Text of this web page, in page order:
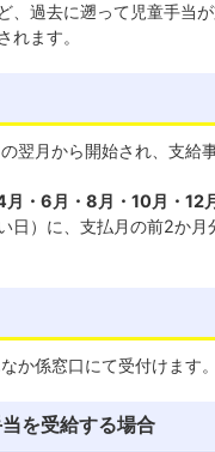
、過去に遡って児童手当
れます。
翌月から開始され、支給
・ 6月・8月・10月・12
日）に、支払月の前2か
か係窓口にて受付けます。
を受給する場合